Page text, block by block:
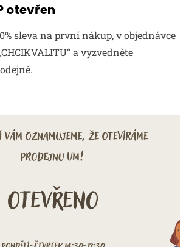
otevřen
sleva na první nákup, v objednávce
a vyzvedněte